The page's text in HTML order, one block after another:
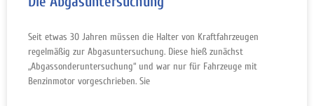
Seit etwas 30 Jahren müssen die Halter von Kraftfahrzeugen
regelmäßig zur Abgasuntersuchung. Diese hieß zunächst
„Abgassonderuntersuchung“ und war nur für Fahrzeuge mit
Benzinmotor vorgeschrieben. Sie